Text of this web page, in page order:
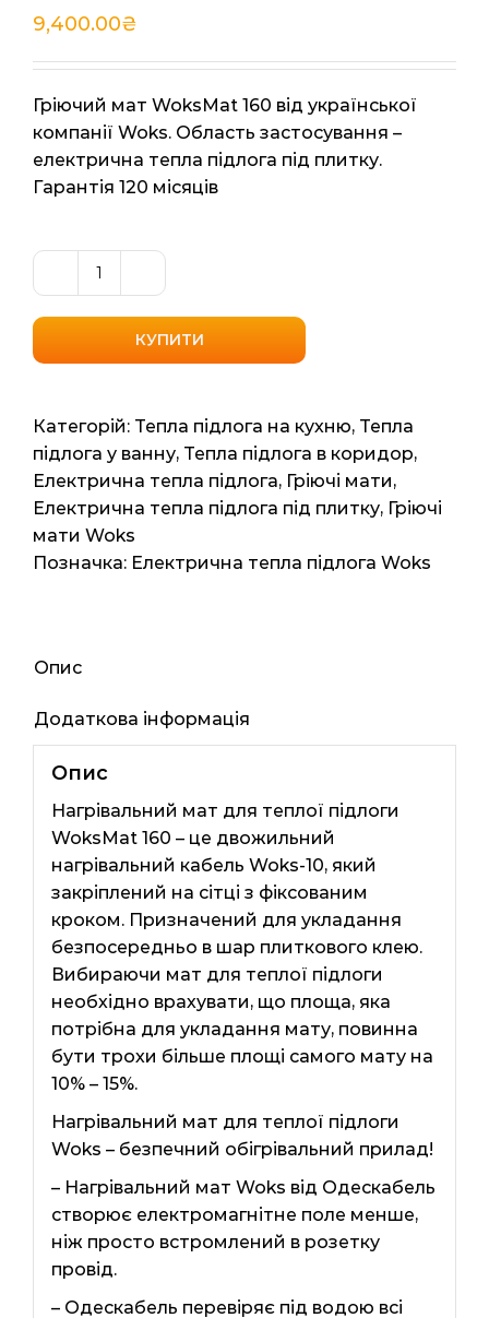
9,400.00₴
Гріючий мат WoksMat 160 від української
компанії Woks. Область застосування –
електрична тепла підлога під плитку.
Гарантія 120 місяців
Нагрівальний
мат
WoksMat
160
12,00
м2
24мп
1920Вт
кількість
КУПИТИ
Категорій: Тепла підлога на кухню, Тепла
підлога у ванну, Тепла підлога в коридор,
Електрична тепла підлога, Гріючі мати,
Електрична тепла підлога під плитку, Гріючі
мати Woks
Позначка: Електрична тепла підлога Woks
Опис
Додаткова інформація
Опис
Нагрівальний мат для теплої підлоги
WoksMat 160 – це двожильний
нагрівальний кабель Woks-10, який
закріплений на сітці з фіксованим
кроком. Призначений для укладання
безпосередньо в шар плиткового клею.
Вибираючи мат для теплої підлоги
необхідно врахувати, що площа, яка
потрібна для укладання мату, повинна
бути трохи більше площі самого мату на
10% – 15%.
Нагрівальний мат для теплої підлоги
Woks – безпечний обігрівальний прилад!
– Нагрівальний мат Woks від Одескабель
створює електромагнітне поле менше,
ніж просто встромлений в розетку
провід.
– Одескабель перевіряє під водою всі